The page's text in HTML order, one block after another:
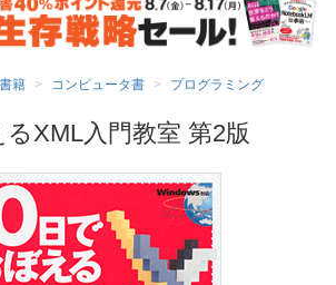
書籍 コンピュータ書 プログラミング
XML入門教室 第2版